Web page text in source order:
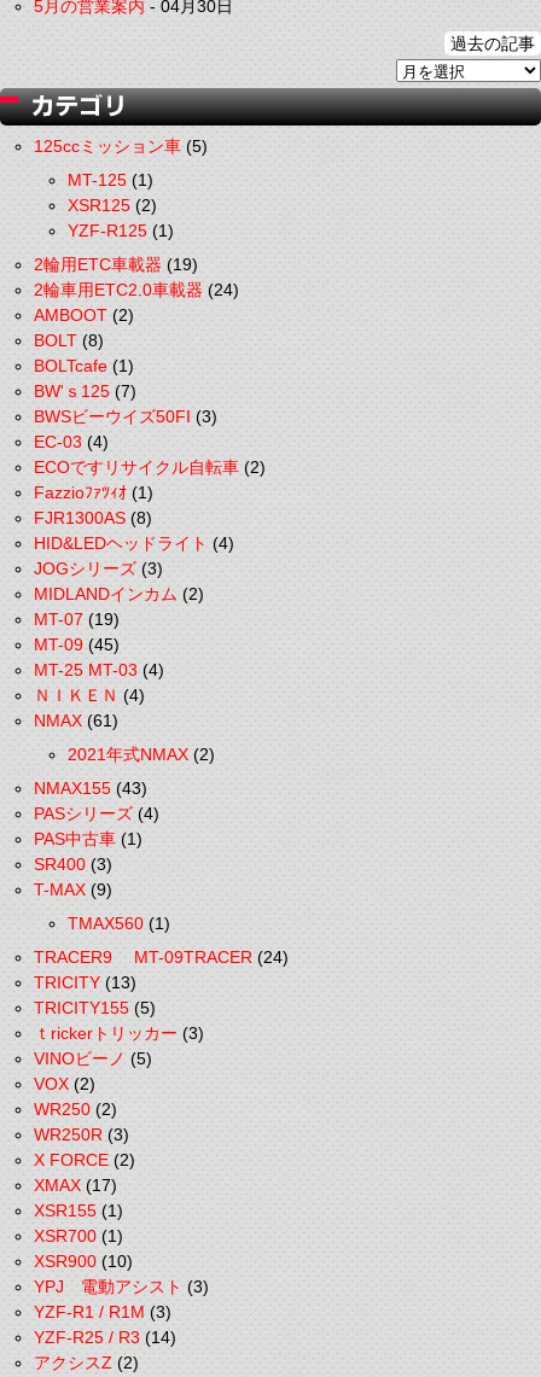
5月の営業案内-04月30日
過去の記事
125ccミッション車(5)
MT-125(1)
XSR125(2)
YZF-R125(1)
2輪用ETC車載器(19)
2輪車用ETC2.0車載器(24)
AMBOOT(2)
BOLT(8)
BOLTcafe(1)
BW'ｓ125(7)
BWSビーウイズ50FI(3)
EC-03(4)
ECOですリサイクル自転車(2)
Fazzioﾌｧﾂｨｵ(1)
FJR1300AS(8)
HID&LEDヘッドライト(4)
JOGシリーズ(3)
MIDLANDインカム(2)
MT-07(19)
MT-09(45)
MT-25 MT-03(4)
ＮＩＫＥＮ(4)
NMAX(61)
2021年式NMAX(2)
NMAX155(43)
PASシリーズ(4)
PAS中古車(1)
SR400(3)
T-MAX(9)
TMAX560(1)
TRACER9 MT-09TRACER(24)
TRICITY(13)
TRICITY155(5)
ｔrickerトリッカー(3)
VINOビーノ(5)
VOX(2)
WR250(2)
WR250R(3)
X FORCE(2)
XMAX(17)
XSR155(1)
XSR700(1)
XSR900(10)
YPJ 電動アシスト(3)
YZF-R1 / R1M(3)
YZF-R25 / R3(14)
アクシスZ(2)